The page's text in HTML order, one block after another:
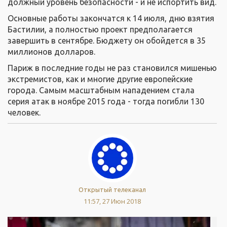
должный уровень безопасности - и не испортить вид.
Основные работы закончатся к 14 июля, дню взятия
Бастилии, а полностью проект предполагается
завершить в сентябре. Бюджету он обойдется в 35
миллионов долларов.
Париж в последние годы не раз становился мишенью
экстремистов, как и многие другие европейские
города. Самым масштабным нападением стала
серия атак в ноябре 2015 года - тогда погибли 130
человек.
Открытый телеканал
11:57, 27 Июн 2018